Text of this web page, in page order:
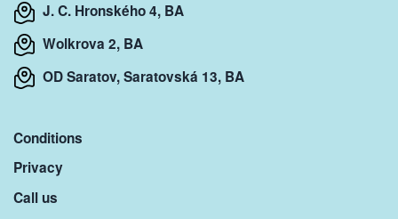
J. C. Hronského 4, BA
Wolkrova 2, BA
OD Saratov, Saratovská 13, BA
Conditions
Privacy
Call us